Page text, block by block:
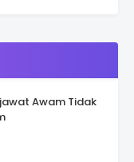
Awam Tidak